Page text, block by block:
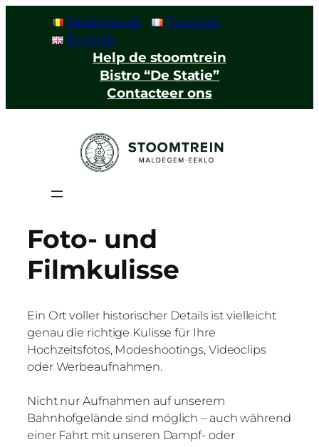
Nederlands
Français
English
Help de stoomtrein
Bistro “De Statie”
Contacteer ons
Foto- und
Filmkulisse
Ein Ort voller historischer Details ist vielleicht
genau die richtige Kulisse für Ihre
Hochzeitsfotos, Modeshootings, Videoclips
oder Werbeaufnahmen.
Nicht nur Aufnahmen auf unserem
Bahnhofgelände sind möglich – auch während
einer Fahrt mit unseren Dampf- oder